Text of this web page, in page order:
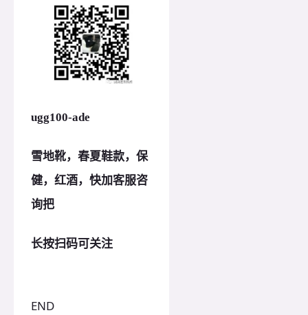
ugg100-ade
雪地靴，春夏鞋款，保
健，红酒，快加客服咨
询把
长按扫码可关注
END